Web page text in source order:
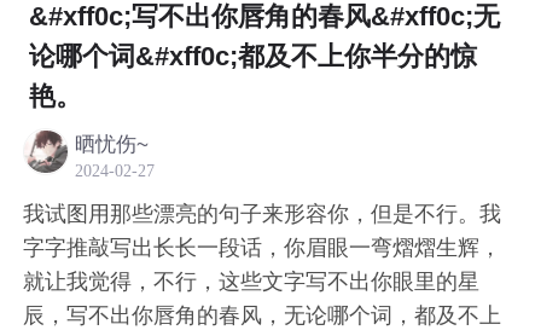
&#xff0c;写不出你唇角的春风&#xff0c;无
论哪个词&#xff0c;都及不上你半分的惊
艳。
晒忧伤~
2024-02-27
我试图用那些漂亮的句子来形容你，但是不行。我
字字推敲写出长长一段话，你眉眼一弯熠熠生辉，
就让我觉得，不行，这些文字写不出你眼里的星
辰，写不出你唇角的春风，无论哪个词，都及不上